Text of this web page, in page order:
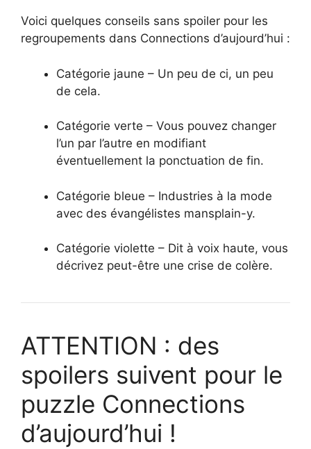
Voici quelques conseils sans spoiler pour les
regroupements dans Connections d’aujourd’hui :
Catégorie jaune – Un peu de ci, un peu
de cela.
Catégorie verte – Vous pouvez changer
l’un par l’autre en modifiant
éventuellement la ponctuation de fin.
Catégorie bleue – Industries à la mode
avec des évangélistes mansplain-y.
Catégorie violette – Dit à voix haute, vous
décrivez peut-être une crise de colère.
ATTENTION : des
spoilers suivent pour le
puzzle Connections
d’aujourd’hui !